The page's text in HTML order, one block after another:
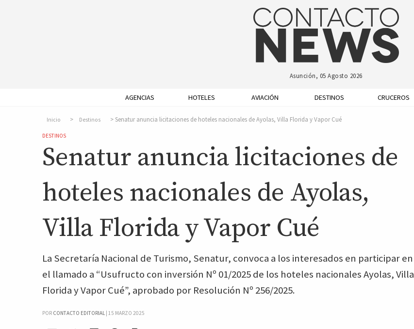
Asunción, 05 Agosto 2026
AGENCIAS HOTELES AVIACIÓN DESTINOS CRUCEROS
Inicio Destinos Senatur anuncia licitaciones de hoteles nacionales de Ayolas, Villa Florida y Vapor Cué
DESTINOS
Senatur anuncia licitaciones de
hoteles nacionales de Ayolas,
Villa Florida y Vapor Cué
La Secretaría Nacional de Turismo, Senatur, convoca a los interesados en participar en
el llamado a “Usufructo con inversión Nº 01/2025 de los hoteles nacionales Ayolas, Villa
Florida y Vapor Cué”, aprobado por Resolución Nº 256/2025.
POR CONTACTO EDITORIAL | 15 MARZO 2025